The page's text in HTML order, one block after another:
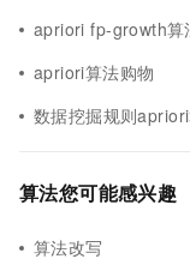
apriori fp-growth算
apriori算法购物
数据挖掘规则
算法您可能感兴趣
算法改写